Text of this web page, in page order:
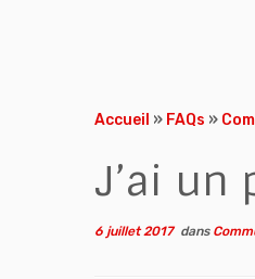
Accueil » FAQs »
J’ai un
6 juillet 2017dans